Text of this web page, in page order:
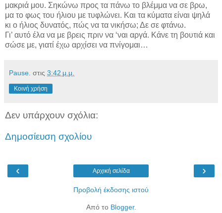
μακριά μου. Σηκώνω προς τα πάνω το βλέμμα να σε βρω,
μα το φως του ήλιου με τυφλώνει. Και τα κύματα είναι ψηλά
κι ο ήλιος δυνατός, πώς να τα νικήσω; Δε σε φτάνω.
Γι’ αυτό έλα να με βρεις πριν να ‘ναι αργά. Κάνε τη βουτιά και
σώσε με, γιατί έχω αρχίσει να πνίγομαι…
Pause. στις 3:42 μ.μ.
Κοινή χρήση
Δεν υπάρχουν σχόλια:
Δημοσίευση σχολίου
‹ ›
Αρχική σελίδα
Προβολή έκδοσης ιστού
Από το Blogger.